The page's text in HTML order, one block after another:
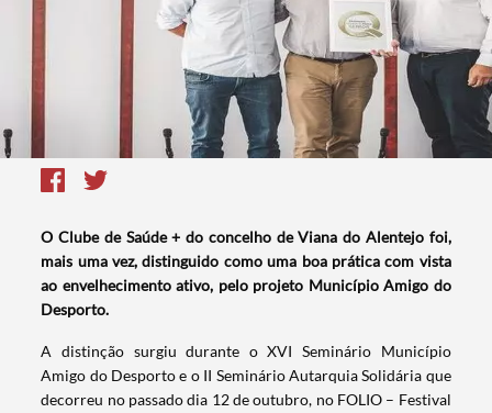
O Clube de Saúde + do concelho de Viana do Alentejo foi,
mais uma vez, distinguido como uma boa prática com vista
ao envelhecimento ativo, pelo projeto Município Amigo do
Desporto.
A distinção surgiu durante o XVI Seminário Município
Amigo do Desporto e o II Seminário Autarquia Solidária que
decorreu no passado dia 12 de outubro, no FOLIO – Festival